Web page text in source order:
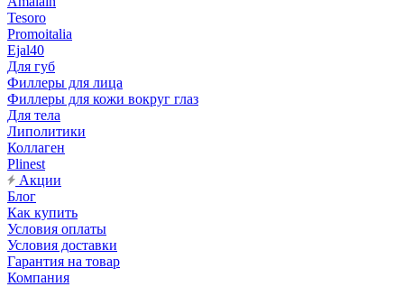
Tesoro
Promoitalia
Ejal40
Для губ
Филлеры для лица
Филлеры для кожи вокруг глаз
Для тела
Липолитики
Коллаген
Plinest
Акции
Блог
Как купить
Условия оплаты
Условия доставки
Гарантия на товар
Компания